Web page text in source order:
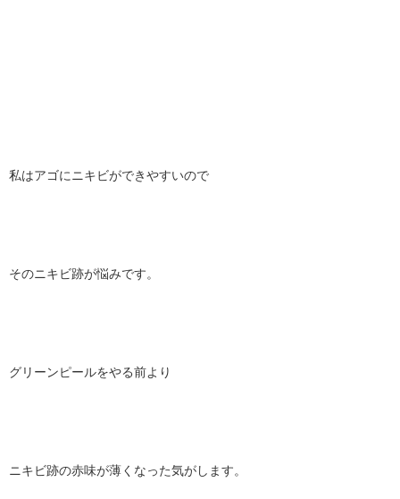
私はアゴにニキビができやすいので
そのニキビ跡が悩みです。
グリーンピールをやる前より
ニキビ跡の赤味が薄くなった気がします。